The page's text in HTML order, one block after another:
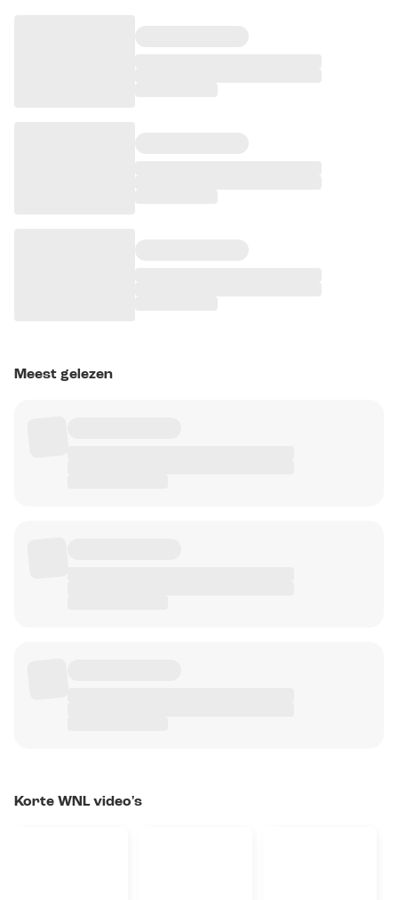
Meest gelezen
Korte WNL video's